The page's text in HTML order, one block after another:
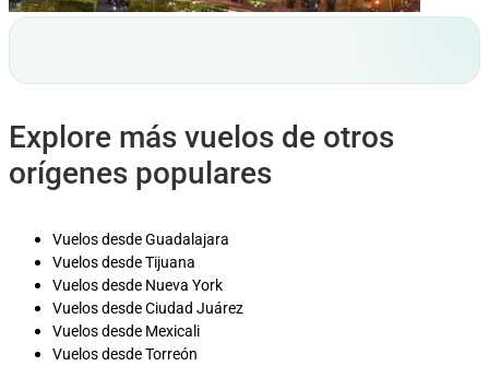
Explore más vuelos de otros
orígenes populares
Vuelos desde Guadalajara
Vuelos desde Tijuana
Vuelos desde Nueva York
Vuelos desde Ciudad Juárez
Vuelos desde Mexicali
Vuelos desde Torreón